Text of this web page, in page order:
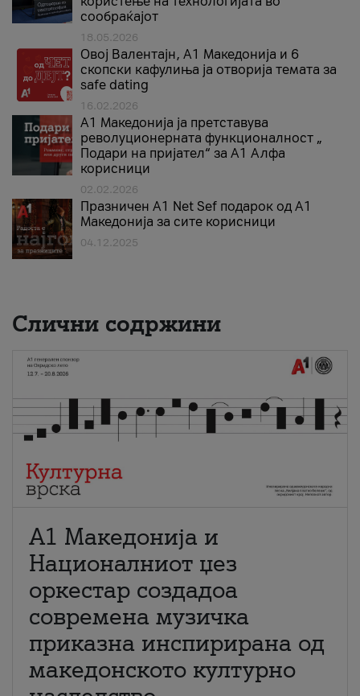
сообраќајот
18.05.2026
Овој Валентајн, A1 Македонија и 6
скопски кафулиња ја отворија темата за
safe dating
16.02.2026
А1 Македонија ја претставува
револуционерната функционалност „
Подари на пријател“ за А1 Алфа
корисници
02.02.2026
Празничен A1 Net Sеf подарок од А1
Македонија за сите корисници
04.12.2025
Слични содржини
А1 Македонија и
Националниот џез
оркестар создадоа
современа музичка
приказна инспирирана од
македонското културно